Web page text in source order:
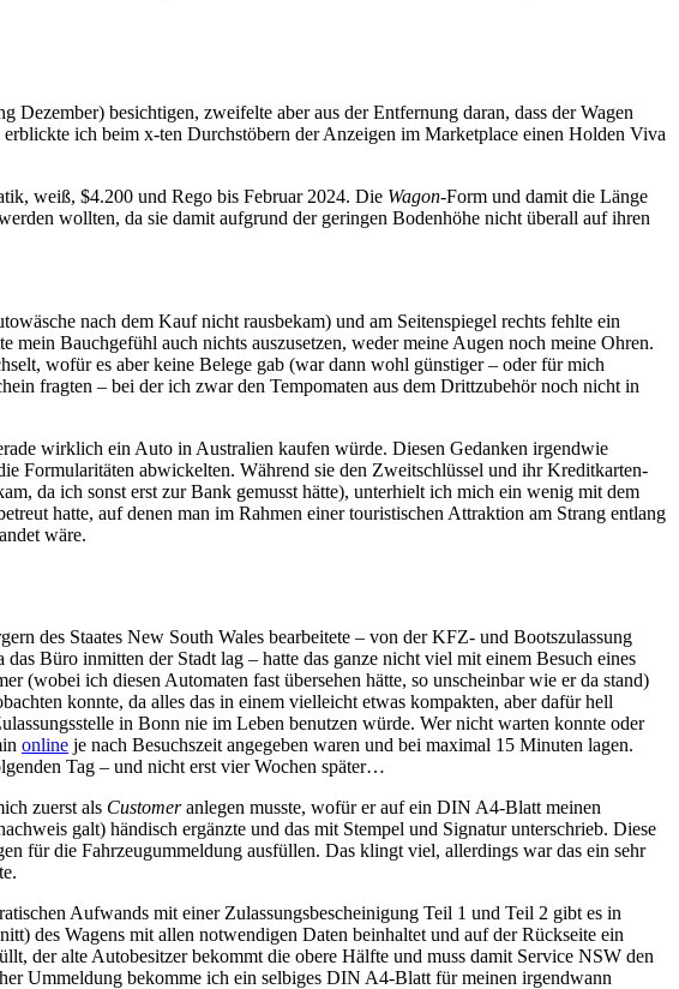
besichtigen, zweifelte aber aus der Entfernung daran, dass der Wagen
ich beim x-ten Durchstöbern der Anzeigen im Marketplace einen Holden Viva
weiß, $4.200 und Rego bis Februar 2024. Die Wagon-Form und damit die Länge
wollten, da sie damit aufgrund der geringen Bodenhöhe nicht überall auf ihren
nach dem Kauf nicht rausbekam) und am Seitenspiegel rechts fehlte ein
Bauchgefühl auch nichts auszusetzen, weder meine Augen noch meine Ohren.
wofür es aber keine Belege gab (war dann wohl günstiger – oder für mich
fragten – bei der ich zwar den Tempomaten aus dem Drittzubehör noch nicht in
wirklich ein Auto in Australien kaufen würde. Diesen Gedanken irgendwie
Formularitäten abwickelten. Während sie den Zweitschlüssel und ihr Kreditkarten-
da ich sonst erst zur Bank gemusst hätte), unterhielt ich mich ein wenig mit dem
hatte, auf denen man im Rahmen einer touristischen Attraktion am Strang entlang
wäre.
des Staates New South Wales bearbeitete – von der KFZ- und Bootszulassung
Büro inmitten der Stadt lag – hatte das ganze nicht viel mit einem Besuch eines
(wobei ich diesen Automaten fast übersehen hätte, so unscheinbar wie er da stand)
konnte, da alles das in einem vielleicht etwas kompakten, aber dafür hell
in Bonn nie im Leben benutzen würde. Wer nicht warten konnte oder
online je nach Besuchszeit angegeben waren und bei maximal 15 Minuten lagen.
Tag – und nicht erst vier Wochen später…
zuerst als Customeranlegen musste, wofür er auf ein DIN A4-Blatt meinen
galt) händisch ergänzte und das mit Stempel und Signatur unterschrieb. Diese
für die Fahrzeugummeldung ausfüllen. Das klingt viel, allerdings war das ein sehr
Aufwands mit einer Zulassungsbescheinigung Teil 1 und Teil 2 gibt es in
des Wagens mit allen notwendigen Daten beinhaltet und auf der Rückseite ein
der alte Autobesitzer bekommt die obere Hälfte und muss damit Service NSW den
Ummeldung bekomme ich ein selbiges DIN A4-Blatt für meinen irgendwann